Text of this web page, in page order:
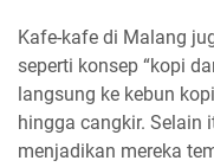
Kafe-kafe di Malang
seperti konsep “kopi
langsung ke kebun
hingga cangkir. Selain
menjadikan mereka